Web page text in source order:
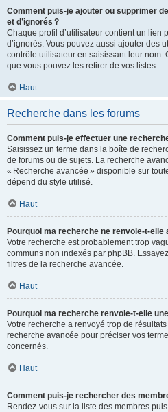
Comment puis-je ajouter ou supprimer
et d’ignorés ?
Chaque profil d’utilisateur contient un lien
d’ignorés. Vous pouvez aussi ajouter des
contrôle utilisateur en saisissant leur nom.
que vous pouvez les retirer de vos listes.
Haut
Recherche dans les forums
Comment puis-je effectuer une
Saisissez un terme dans la boîte de
de forums ou de sujets. La recherche
« Recherche avancée » disponible sur
dépend du style utilisé.
Haut
Pourquoi ma recherche ne renvoie-t-elle
Votre recherche est probablement trop
communs non indexés par phpBB.
filtres de la recherche avancée.
Haut
Pourquoi ma recherche renvoie-t-elle
Votre recherche a renvoyé trop de
recherche avancée pour préciser vos
concernés.
Haut
Comment puis-je rechercher des
Rendez-vous sur la liste des membres